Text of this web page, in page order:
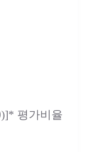
평가비율